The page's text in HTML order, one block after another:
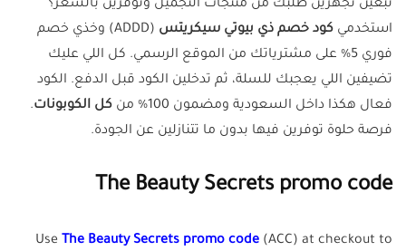
تبغين تجهزين طلبك من منتجات التجميل وتوفرين بالسعر؟
استخدمي كود خصم ذي بيوتي سيكريتس
(ADDD) وخذي خصم
فوري 5% على مشترياتك من الموقع الرسمي. كل اللي عليك
تضيفين اللي يعجبك للسلة، ثم تدخلين الكود قبل الدفع. الكود
فعال هكذا داخل السعودية ومضمون 100% من
كل الكوبونات.
فرصة حلوة توفرين فيها بدون ما تتنازلين عن الجودة.
The Beauty Secrets promo code
Use The Beauty Secrets promo code (ACC) at checkout to